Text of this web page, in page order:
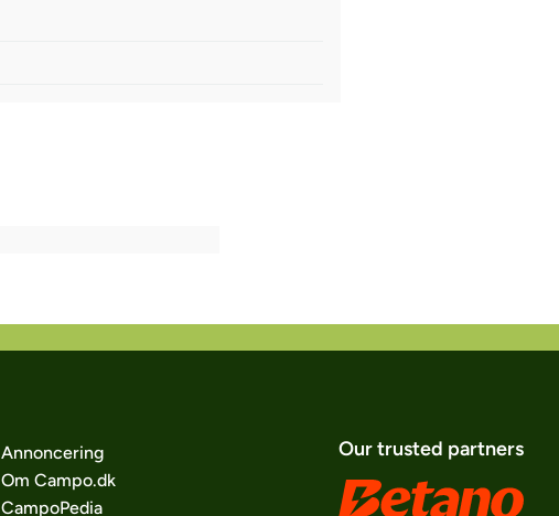
Annoncering
Om Campo.dk
CampoPedia
Our trusted partners